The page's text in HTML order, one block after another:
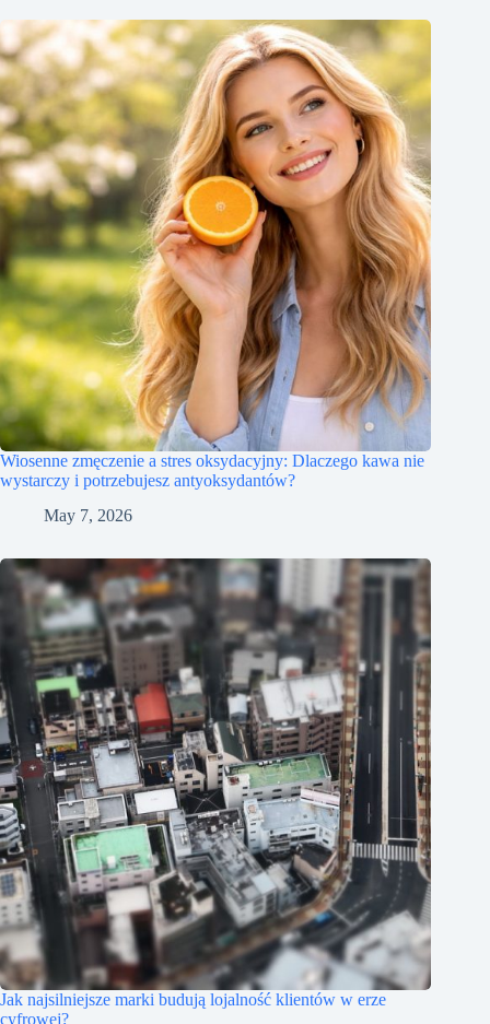
Wiosenne zmęczenie a stres oksydacyjny: Dlaczego kawa nie
wystarczy i potrzebujesz antyoksydantów?
May 7, 2026
Jak najsilniejsze marki budują lojalność klientów w erze
cyfrowej?